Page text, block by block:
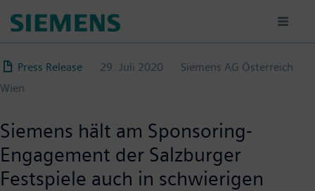
zum
Press Release
29. Juli 2020
Siemens AG Österreich
Wien
Siemens hält am Sponsoring-
Engagement der Salzburger
Festspiele auch in schwierigen